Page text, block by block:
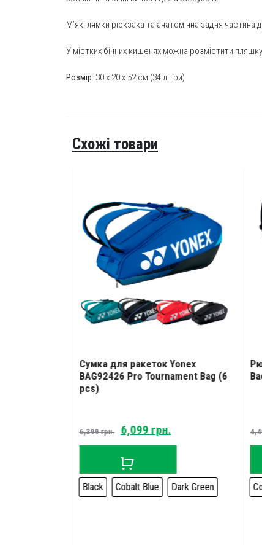
М’які лямки рюкзака та анатомічна задня
У містких бічних кишенях можна розмістити
Розмір: 30 x 20 x 52 см (34 літри)
Схожі товари
Сумка для ракеток Yonex
BAG92426 Pro Tournament Bag (6
pcs)
6,399грн.Original
price
was:
6,399 грн..
6,099 грн.Current
price
6,099 грн..
Black Cobalt Blue Dark Green